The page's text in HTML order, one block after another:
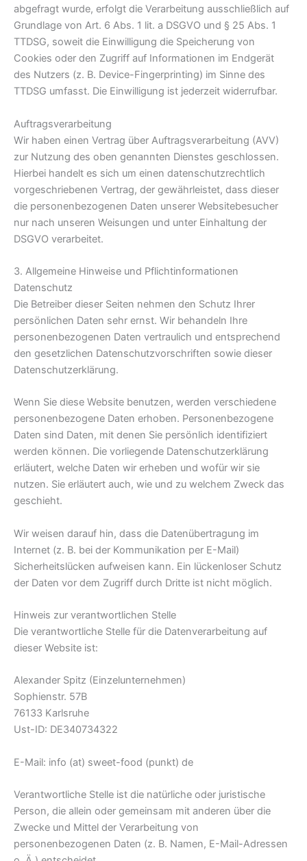
abgefragt wurde, erfolgt die Verarbeitung ausschließlich auf
Grundlage von Art. 6 Abs. 1 lit. a DSGVO und § 25 Abs. 1
TTDSG, soweit die Einwilligung die Speicherung von
Cookies oder den Zugriff auf Informationen im Endgerät
des Nutzers (z. B. Device-Fingerprinting) im Sinne des
TTDSG umfasst. Die Einwilligung ist jederzeit widerrufbar.
Auftragsverarbeitung
Wir haben einen Vertrag über Auftragsverarbeitung (AVV)
zur Nutzung des oben genannten Dienstes geschlossen.
Hierbei handelt es sich um einen datenschutzrechtlich
vorgeschriebenen Vertrag, der gewährleistet, dass dieser
die personenbezogenen Daten unserer Websitebesucher
nur nach unseren Weisungen und unter Einhaltung der
DSGVO verarbeitet.
3. Allgemeine Hinweise und Pflicht­informationen
Datenschutz
Die Betreiber dieser Seiten nehmen den Schutz Ihrer
persönlichen Daten sehr ernst. Wir behandeln Ihre
personenbezogenen Daten vertraulich und entsprechend
den gesetzlichen Datenschutzvorschriften sowie dieser
Datenschutzerklärung.
Wenn Sie diese Website benutzen, werden verschiedene
personenbezogene Daten erhoben. Personenbezogene
Daten sind Daten, mit denen Sie persönlich identifiziert
werden können. Die vorliegende Datenschutzerklärung
erläutert, welche Daten wir erheben und wofür wir sie
nutzen. Sie erläutert auch, wie und zu welchem Zweck das
geschieht.
Wir weisen darauf hin, dass die Datenübertragung im
Internet (z. B. bei der Kommunikation per E-Mail)
Sicherheitslücken aufweisen kann. Ein lückenloser Schutz
der Daten vor dem Zugriff durch Dritte ist nicht möglich.
Hinweis zur verantwortlichen Stelle
Die verantwortliche Stelle für die Datenverarbeitung auf
dieser Website ist:
Alexander Spitz (Einzelunternehmen)
Sophienstr. 57B
76133 Karlsruhe
Ust-ID: DE340734322
E-Mail: info (at) sweet-food (punkt) de
Verantwortliche Stelle ist die natürliche oder juristische
Person, die allein oder gemeinsam mit anderen über die
Zwecke und Mittel der Verarbeitung von
personenbezogenen Daten (z. B. Namen, E-Mail-Adressen